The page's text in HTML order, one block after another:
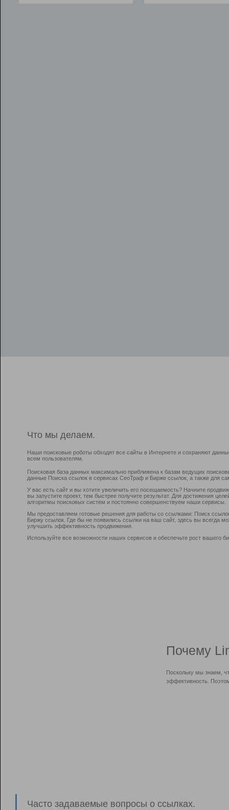
Что мы делаем.
Наши поисковые роботы обходят все сайты в Интернете и сохраняют
всем пользователям.
Поисковая база данных максимально приближена к базам ведущих
данные Поиска ссылок в сервисах СеоТраф и Бирже ссылок, а также для
У вас есть сайт и вы хотите увеличить его посещаемость? Начните
вы запустите проект, тем быстрее получите результат. Для достижения
алгоритмы поисковых систем и постоянно совершенствуем наши сервисы.
Мы предоставляем готовые решения для работы со ссылками: Поиск
Биржу ссылок. Где бы не появились ссылки на ваш сайт, здесь вы всегда
улучшить эффективность продвижения.
Используйте все возможности наших сервисов и обеспечьте рост вашего
Почему
Поскольку мы знаем,
эффективность.
Часто задаваемые вопросы о ссылках.